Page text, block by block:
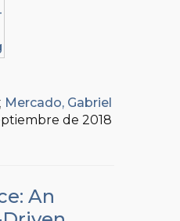
; Mercado, Gabriel
de 2018
An